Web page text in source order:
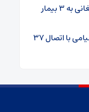
اهدای اعضای کودک ۶ ساله دامغانی به ۳ بیمار
توسعه زیرساخت‌های ارتباطی میامی با اتصال ۳۷